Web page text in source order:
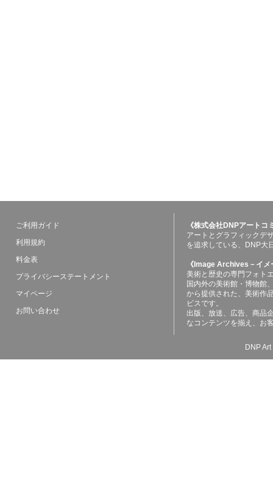
ご利用ガイド
利用規約
料金表
プライバシーステートメント
マイページ
お問い合わせ
《株式会社DNPアート
アートとグラフィックデ
を追求している、DNP大
《Image Archives－イ
美術と歴史の専門フォト
国内外の美術館・博物館
から提供された、美術作
ビスです。
出版、放送、広告、商品
なコンテンツを揃え、お
DNP